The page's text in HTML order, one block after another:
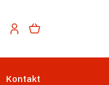
Kontakt